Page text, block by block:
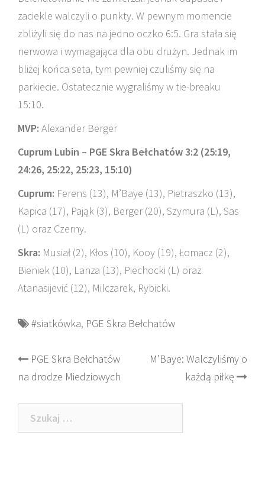
zaciekle walczyli o punkty. W pewnym momencie
zbliżyli się do nas na jedno oczko 6:5. Gra stała się
nerwowa i wymagająca dla obu drużyn. Jednak im
bliżej końca seta, tym pewniej czuliśmy się na
parkiecie. Ostatecznie wygraliśmy w tie-breaku
15:10.
MVP: Alexander Berger
Cuprum Lubin – PGE Skra Bełchatów 3:2 (25:19,
24:26, 25:22, 25:23, 15:10)
Cuprum: Ferens (13), M’Baye (13), Pietraszko (13),
Kapica (17), Pająk (3), Berger (20), Szymura (L), Sas
(L) oraz Czerny.
Skra: Musiał (2), Kłos (10), Kooy (19), Łomacz (2),
Bieniek (10), Lanza (13), Piechocki (L) oraz
Atanasijević (12), Milczarek, Rybicki.
#siatkówka, PGE Skra Bełchatów
Post
navigation
PGE Skra Bełchatów
na drodze Miedziowych
M’Baye: Walczyliśmy o
każdą piłkę
Szukaj: